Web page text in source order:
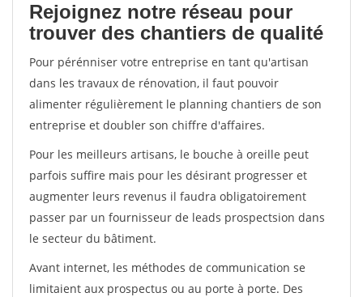
Rejoignez notre réseau pour
trouver des chantiers de qualité
Pour pérénniser votre entreprise en tant qu'artisan
dans les travaux de rénovation, il faut pouvoir
alimenter régulièrement le planning chantiers de son
entreprise et doubler son chiffre d'affaires.
Pour les meilleurs artisans, le bouche à oreille peut
parfois suffire mais pour les désirant progresser et
augmenter leurs revenus il faudra obligatoirement
passer par un fournisseur de leads prospectsion dans
le secteur du bâtiment.
Avant internet, les méthodes de communication se
limitaient aux prospectus ou au porte à porte. Des